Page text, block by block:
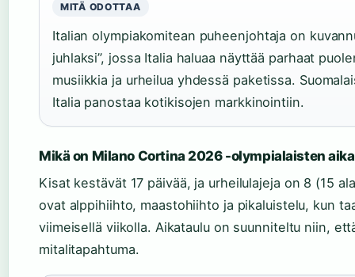
MITÄ ODOTTAA
Italian olympiakomitean puheenjohtaja on
juhlaksi”, jossa Italia haluaa näyttää parhaat
musiikkia ja urheilua yhdessä paketissa.
Italia panostaa kotikisojen markkinointiin.
Mikä on Milano Cortina 2026 -olympialaisten
Kisat kestävät 17 päivää, ja urheilulajeja on 8 (15
ovat alppihiihto, maastohiihto ja pikaluistelu, kun
viimeisellä viikolla. Aikataulu on suunniteltu niin,
mitalitapahtuma.